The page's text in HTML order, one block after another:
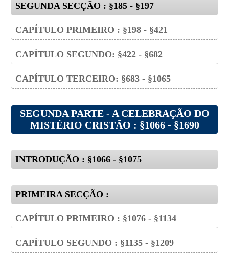
SEGUNDA SECÇÃO : §185 - §197
CAPÍTULO PRIMEIRO : §198 - §421
CAPÍTULO SEGUNDO: §422 - §682
CAPÍTULO TERCEIRO: §683 - §1065
SEGUNDA PARTE - A CELEBRAÇÃO DO
MISTÉRIO CRISTÃO : §1066 - §1690
INTRODUÇÃO : §1066 - §1075
PRIMEIRA SECÇÃO :
CAPÍTULO PRIMEIRO : §1076 - §1134
CAPÍTULO SEGUNDO : §1135 - §1209